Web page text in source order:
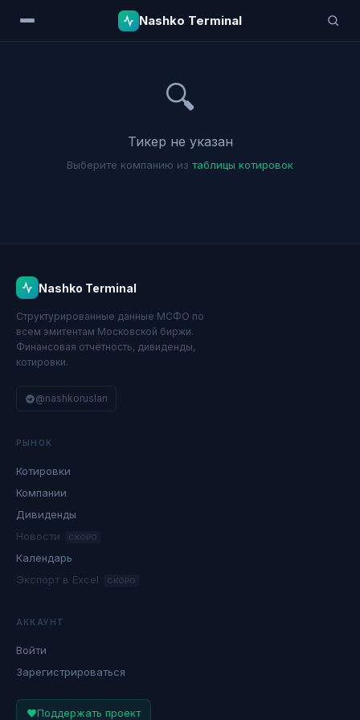
Nashko Terminal
🔍
Тикер не указан
Выберите компанию из таблицы котировок
Nashko Terminal
Структурированные данные МСФО по
всем эмитентам Московской биржи.
Финансовая отчётность, дивиденды,
котировки.
@nashkoruslan
РЫНОК
Котировки
Компании
Дивиденды
Новости
СКОРО
Календарь
Экспорт в Excel
СКОРО
АККАУНТ
Войти
Зарегистрироваться
Поддержать проект